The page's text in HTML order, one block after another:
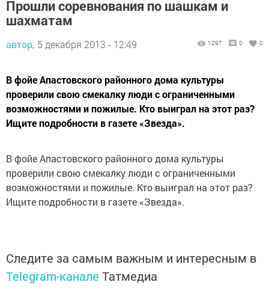
Прошли соревнования по шашкам и
шахматам
автор, 5 декабря 2013 - 12:49 1297 0 0
В фойе Апастовского районного дома культуры
проверили свою смекалку люди с ограниченными
возможностями и пожилые. Кто выиграл на этот раз?
Ищите подробности в газете «Звезда».
В фойе Апастовского районного дома культуры
проверили свою смекалку люди с ограниченными
возможностями и пожилые. Кто выиграл на этот раз?
Ищите подробности в газете «Звезда».
Следите за самым важным и интересным в
Telegram-канале Татмедиа